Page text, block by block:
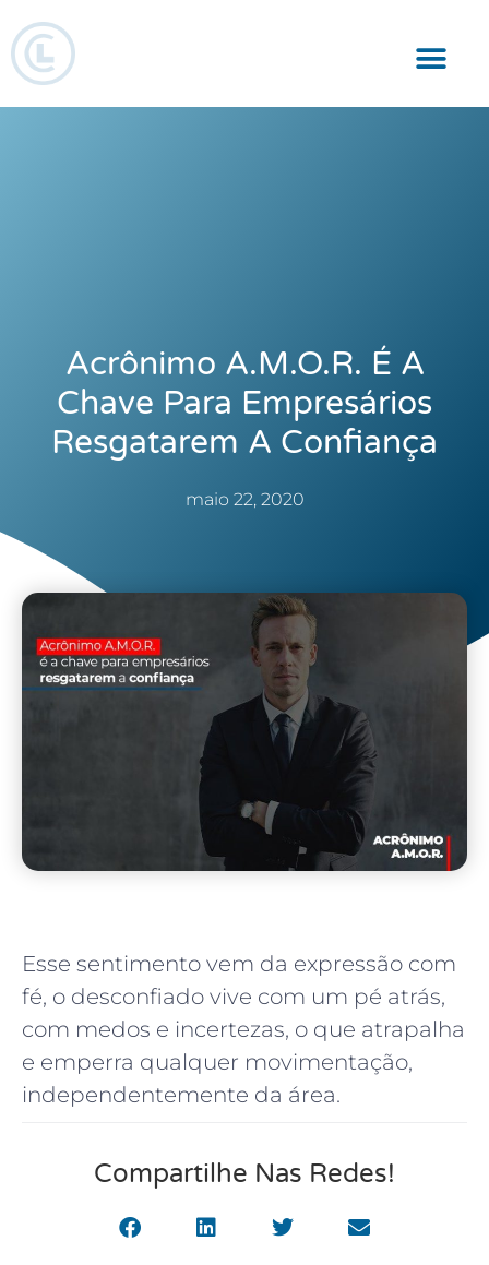
Acrônimo A.M.O.R. É A
Chave Para Empresários
Resgatarem A Confiança
maio 22, 2020
Esse sentimento vem da expressão com
fé, o desconfiado vive com um pé atrás,
com medos e incertezas, o que atrapalha
e emperra qualquer movimentação,
independentemente da área.
Compartilhe Nas Redes!